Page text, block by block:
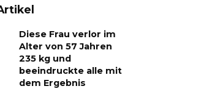
Diese Frau verlor im
Alter von 57 Jahren
235 kg und
beeindruckte alle mit
dem Ergebnis